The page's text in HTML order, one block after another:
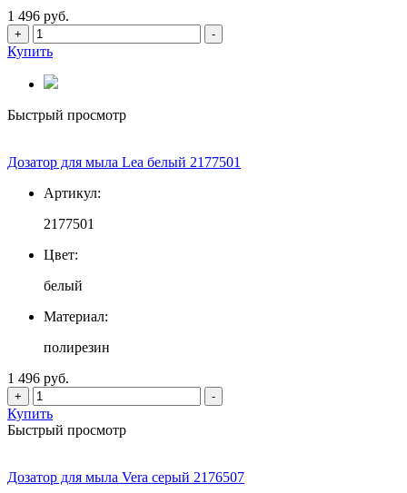
1 496 руб.
+ -
Купить
Быстрый просмотр
Дозатор для мыла Lea белый 2177501
Артикул:
2177501
Цвет:
белый
Материал:
полирезин
1 496 руб.
+ -
Купить
Быстрый просмотр
Дозатор для мыла Vera серый 2176507